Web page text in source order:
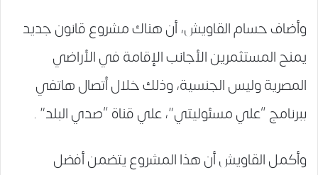
وأضاف حسام القاويش، أن هناك مشروع قانون جديد
يمنح المستثمرين الأجانب الإقامة في الأراضي
المصرية وليس الجنسية، وذلك خلال أتصال هاتفي
ببرنامج “علي مسئوليتي”، علي قناة “صدي البلد” .
وأكمل القاويش أن هذا المشروع يتضمن أفضل